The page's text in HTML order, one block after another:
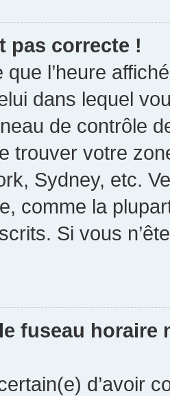
pas correcte !
que l’heure
dans lequel
de contrôle
trouver votre
Sydney, etc.
comme la
Si vous
fuseau horaire
d’avoir